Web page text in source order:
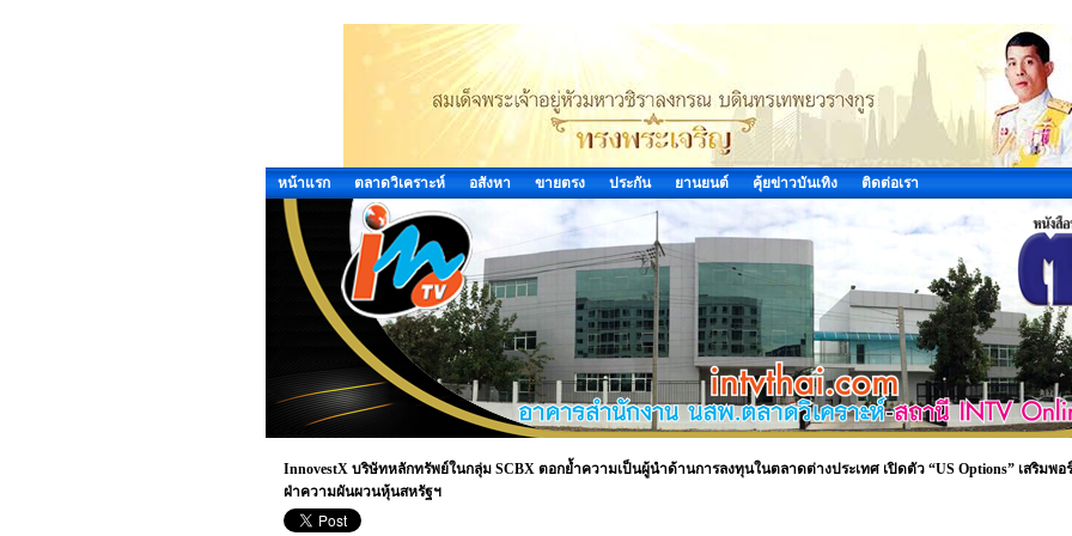
หน้าแรก ตลาดวิเคราะห์ อสังหา ขายตรง ประกัน ยานยนต์ คุ้ยข่าวบันเทิง ติดต่อเรา
InnovestX บริษัทหลักทรัพย์ในกลุ่ม SCBX ตอกย้ำความเป็นผู้นำด้านการลงทุนในตลาดต่างประเทศ เปิดตัว “US Options” เสริมพอ
ฝ่าความผันผวนหุ้นสหรัฐฯ